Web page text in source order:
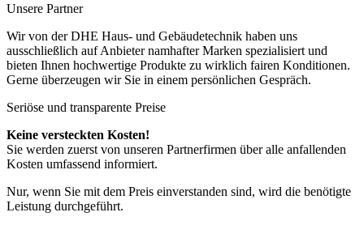
Unsere Partner
Wir von der DHE Haus- und Gebäudetechnik haben uns
ausschließlich auf Anbieter namhafter Marken spezialisiert und
bieten Ihnen hochwertige Produkte zu wirklich fairen Konditionen.
Gerne überzeugen wir Sie in einem persönlichen Gespräch.
Seriöse und transparente Preise
Keine versteckten Kosten!
Sie werden zuerst von unseren Partnerfirmen über alle anfallenden
Kosten umfassend informiert.
Nur, wenn Sie mit dem Preis einverstanden sind, wird die benötigte
Leistung durchgeführt.